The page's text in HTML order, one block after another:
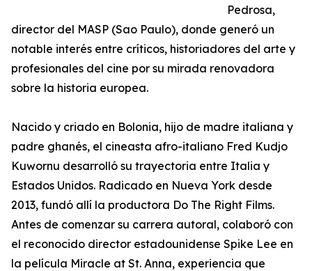
Pedrosa,
director del MASP (Sao Paulo), donde generó un
notable interés entre críticos, historiadores del arte y
profesionales del cine por su mirada renovadora
sobre la historia europea.
Nacido y criado en Bolonia, hijo de madre italiana y
padre ghanés, el cineasta afro-italiano Fred Kudjo
Kuwornu desarrolló su trayectoria entre Italia y
Estados Unidos. Radicado en Nueva York desde
2013, fundó allí la productora Do The Right Films.
Antes de comenzar su carrera autoral, colaboró con
el reconocido director estadounidense Spike Lee en
la película Miracle at St. Anna, experiencia que